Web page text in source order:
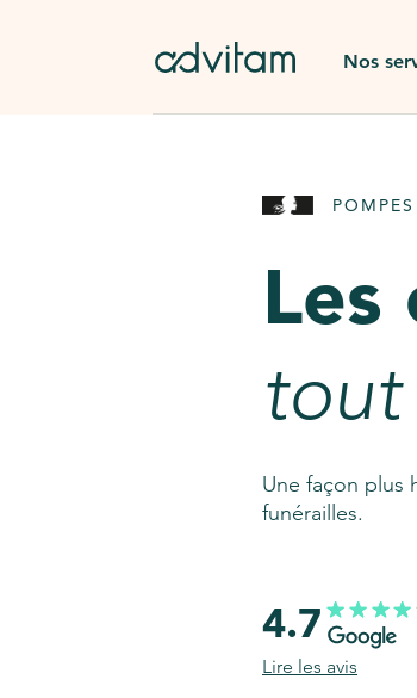
Nos
Pierre
AssistGPT
Nos
Les
Une façon plus
funérailles.
4.7
Lire les avis